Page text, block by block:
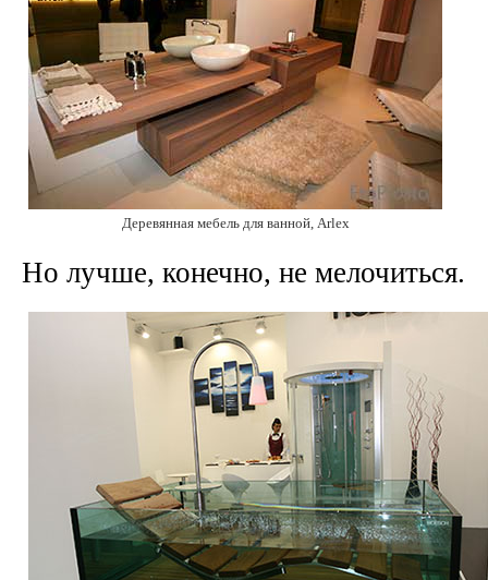
Деревянная мебель для ванной, Arlex
Но лучше, конечно, не мелочиться.